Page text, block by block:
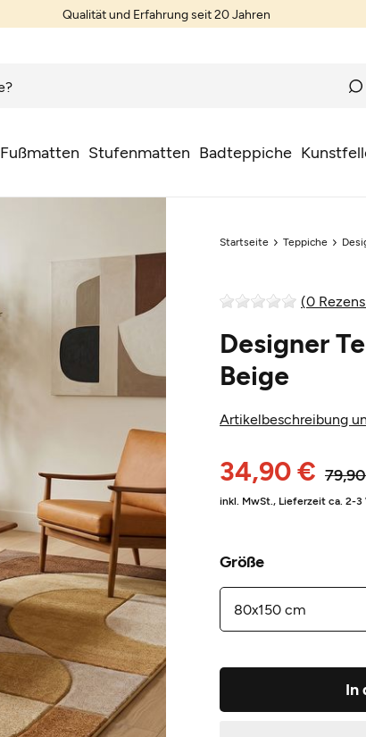
Qualität und Erfahrung seit 20 Jahren
Fußmatten Stufenmatten Badteppiche
Startseite Teppiche
(0
Designer
Beige
Artikelbeschreibung
34,90 €
inkl. MwSt., Lieferzeit ca. 2-3
Größe
In